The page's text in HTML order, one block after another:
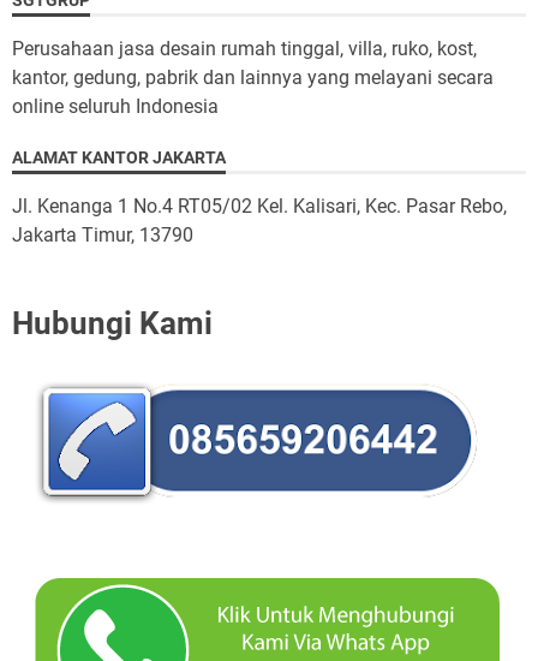
Perusahaan jasa desain rumah tinggal, villa, ruko, kost,
kantor, gedung, pabrik dan lainnya yang melayani secara
online seluruh Indonesia
ALAMAT KANTOR JAKARTA
Jl. Kenanga 1 No.4 RT05/02 Kel. Kalisari, Kec. Pasar Rebo,
Jakarta Timur, 13790
Hubungi Kami